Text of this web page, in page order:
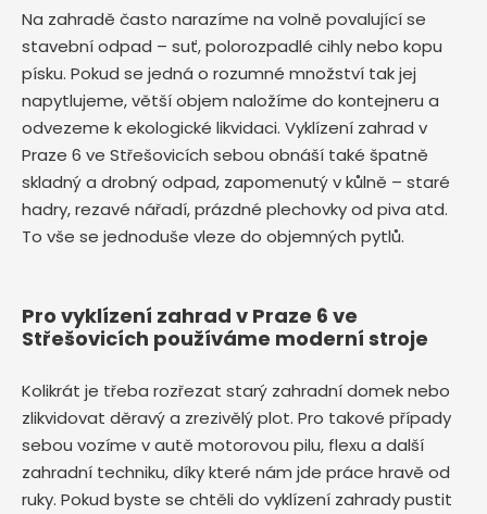
Na zahradě často narazíme na volně povalující se
stavební odpad – suť, polorozpadlé cihly nebo kopu
písku. Pokud se jedná o rozumné množství tak jej
napytlujeme, větší objem naložíme do kontejneru a
odvezeme k ekologické likvidaci. Vyklízení zahrad v
Praze 6 ve Střešovicích sebou obnáší také špatně
skladný a drobný odpad, zapomenutý v kůlně – staré
hadry, rezavé nářadí, prázdné plechovky od piva atd.
To vše se jednoduše vleze do objemných pytlů.
Pro vyklízení zahrad v Praze 6 ve
Střešovicích používáme moderní stroje
Kolikrát je třeba rozřezat starý zahradní domek nebo
zlikvidovat děravý a zrezivělý plot. Pro takové případy
sebou vozíme v autě motorovou pilu, flexu a další
zahradní techniku, díky které nám jde práce hravě od
ruky. Pokud byste se chtěli do vyklízení zahrady pustit